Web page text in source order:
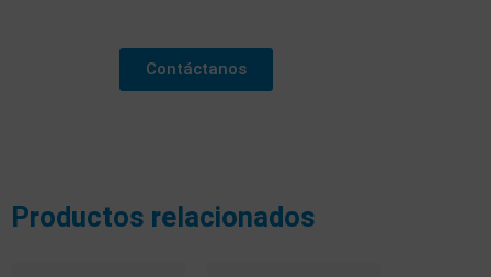
Contáctanos
Productos relacionados